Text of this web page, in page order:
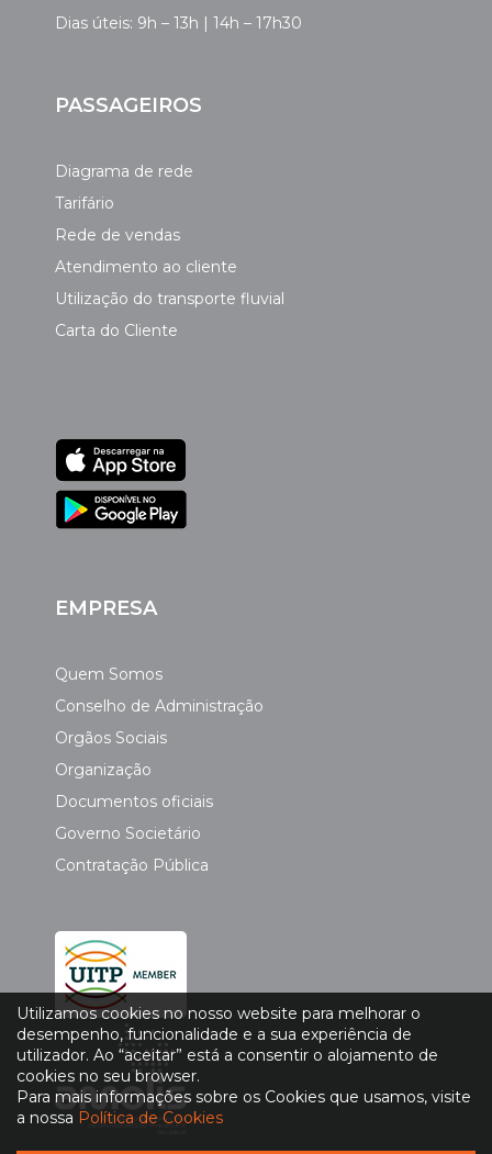
Dias úteis: 9h – 13h | 14h – 17h30
PASSAGEIROS
Diagrama de rede
Tarifário
Rede de vendas
Atendimento ao cliente
Utilização do transporte fluvial
Carta do Cliente
EMPRESA
Quem Somos
Conselho de Administração
Orgãos Sociais
Organização
Documentos oficiais
Governo Societário
Contratação Pública
Utilizamos cookies no nosso website para melhorar o
desempenho, funcionalidade e a sua experiência de
utilizador. Ao “aceitar” está a consentir o alojamento de
cookies no seu browser.
Para mais informações sobre os Cookies que usamos, visite
a nossa Política de Cookies